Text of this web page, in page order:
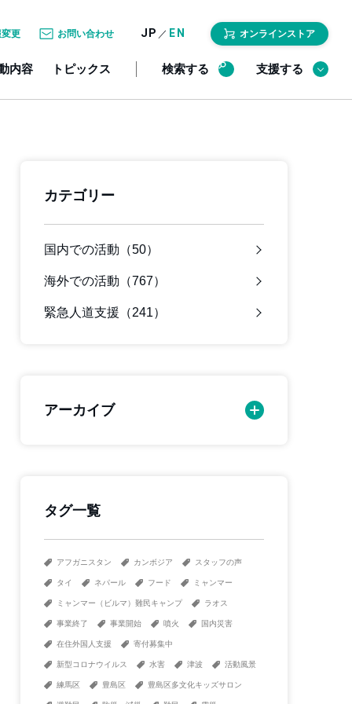
更 お問い合わせ JP ／ EN オンラインストア
内容 トピックス 検索する 支援する
カテゴリー
国内での活動（50）
海外での活動（767）
緊急人道支援（241）
アーカイブ
タグ一覧
アフガニスタン カンボジア スタッフの声
タイ ネパール フード ミャンマー
ミャンマー（ビルマ）難民キャンプ ラオス
事業終了 事業開始 噴火 国内災害
在住外国人支援 寄付募集中
新型コロナウイルス 水害 津波 活動風景
練馬区 豊島区 豊島区多文化キッズサロン